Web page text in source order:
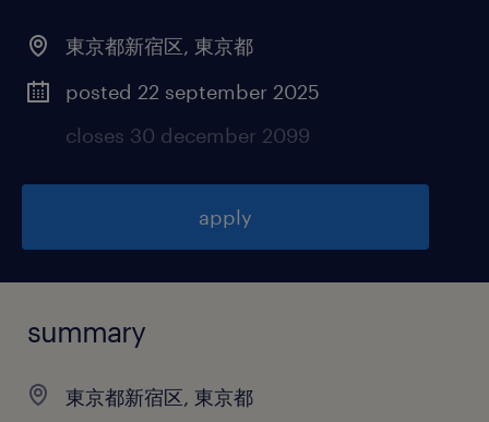
東京都新宿区, 東京都
posted 22 september 2025
closes 30 december 2099
apply
summary
東京都新宿区, 東京都